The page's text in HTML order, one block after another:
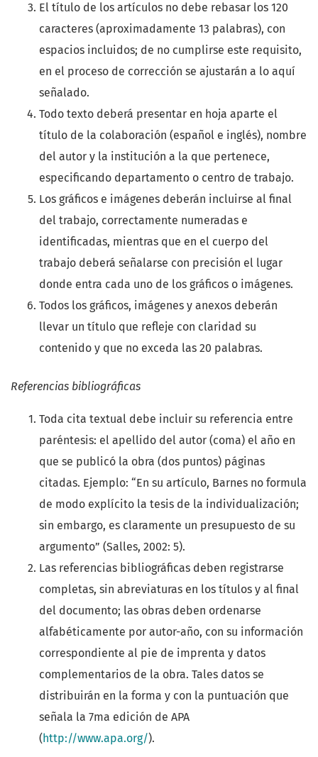
El título de los artículos no debe rebasar los 120
caracteres (aproximadamente 13 palabras), con
espacios incluidos; de no cumplirse este requisito,
en el proceso de corrección se ajustarán a lo aquí
señalado.
Todo texto deberá presentar en hoja aparte el
título de la colaboración (español e inglés), nombre
del autor y la institución a la que pertenece,
especificando departamento o centro de trabajo.
Los gráficos e imágenes deberán incluirse al final
del trabajo, correctamente numeradas e
identificadas, mientras que en el cuerpo del
trabajo deberá señalarse con precisión el lugar
donde entra cada uno de los gráficos o imágenes.
Todos los gráficos, imágenes y anexos deberán
llevar un título que refleje con claridad su
contenido y que no exceda las 20 palabras.
Referencias bibliográficas
Toda cita textual debe incluir su referencia entre
paréntesis: el apellido del autor (coma) el año en
que se publicó la obra (dos puntos) páginas
citadas. Ejemplo: “En su artículo, Barnes no formula
de modo explícito la tesis de la individualización;
sin embargo, es claramente un presupuesto de su
argumento” (Salles, 2002: 5).
Las referencias bibliográficas deben registrarse
completas, sin abreviaturas en los títulos y al final
del documento; las obras deben ordenarse
alfabéticamente por autor-año, con su información
correspondiente al pie de imprenta y datos
complementarios de la obra. Tales datos se
distribuirán en la forma y con la puntuación que
señala la 7ma edición de APA
(http://www.apa.org/).